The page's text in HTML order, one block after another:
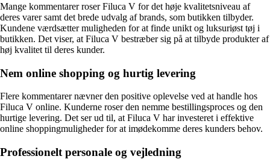
Mange kommentarer roser Filuca V for det høje kvalitetsniveau af
deres varer samt det brede udvalg af brands, som butikken tilbyder.
Kundene værdsætter muligheden for at finde unikt og luksuriøst tøj i
butikken. Det viser, at Filuca V bestræber sig på at tilbyde produkter af
høj kvalitet til deres kunder.
Nem online shopping og hurtig levering
Flere kommentarer nævner den positive oplevelse ved at handle hos
Filuca V online. Kunderne roser den nemme bestillingsproces og den
hurtige levering. Det ser ud til, at Filuca V har investeret i effektive
online shoppingmuligheder for at imødekomme deres kunders behov.
Professionelt personale og vejledning